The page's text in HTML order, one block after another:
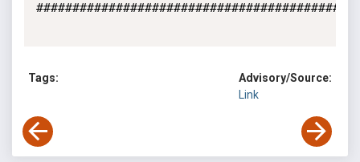
Tags:
Advisory/Source:
Link